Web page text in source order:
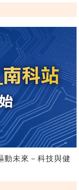
動未來－科技與健